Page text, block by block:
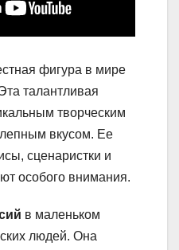
фигура в мире
талантливая
творческим
вкусом. Ее
сценаристки и
особого внимания.
в маленьком
людей. Она